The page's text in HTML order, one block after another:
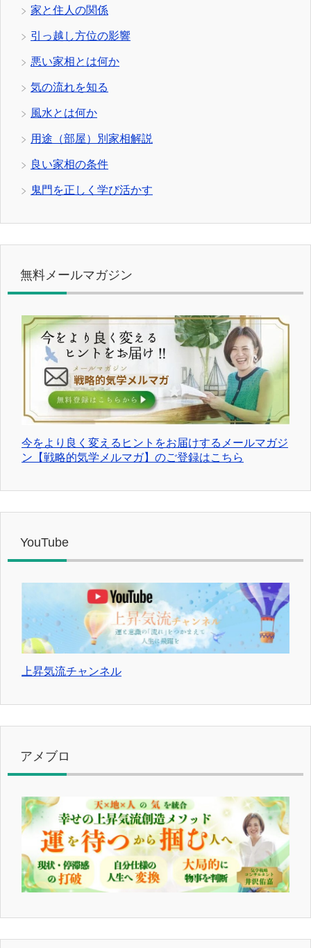
家と住人の関係
引っ越し方位の影響
悪い家相とは何か
気の流れを知る
風水とは何か
用途（部屋）別家相解説
良い家相の条件
鬼門を正しく学び活かす
無料メールマガジン
今をより良く変えるヒントをお届けするメールマガジ
ン【戦略的気学メルマガ】のご登録はこちら
YouTube
上昇気流チャンネル
アメブロ